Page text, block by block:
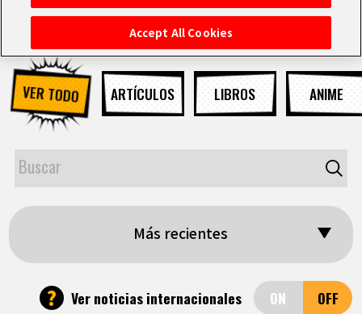
INICIO
NOTICIAS
LO MÁS DESTACADO
VÍDEOS
ARTÍCULOS
VER TODO ARTÍCULOS LIBROS ANIME
Más recientes
? Ver noticias internacionales
Accept All Cookies